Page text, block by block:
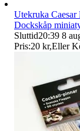
Utekruka
Dockskåp
Sluttid20:39 8
Pris:20 kr,Eller